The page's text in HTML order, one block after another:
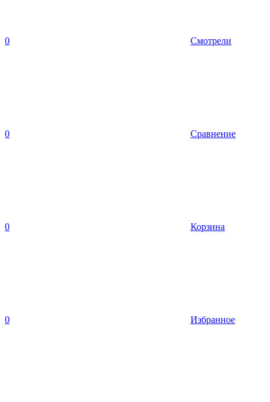
0 Смотрели
0 Сравнение
0 Корзина
0 Избранное